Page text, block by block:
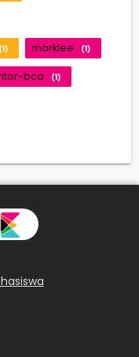
(1) marklee (1)
bca (1)